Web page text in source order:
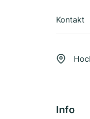
Kontakt
Info